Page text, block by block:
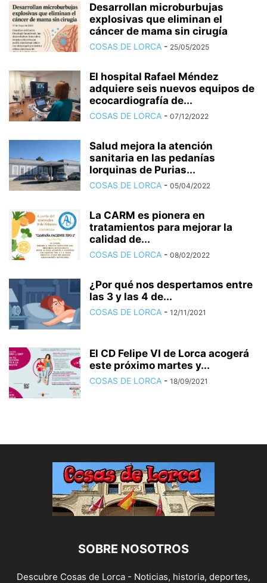
Desarrollan microburbujas
explosivas que eliminan el
cáncer de mama sin cirugía
COSAS DE LORCA - 25/05/2025
El hospital Rafael Méndez
adquiere seis nuevos equipos de
ecocardiografía de...
COSAS DE LORCA - 07/12/2022
Salud mejora la atención
sanitaria en las pedanías
lorquinas de Purias...
COSAS DE LORCA - 05/04/2022
La CARM es pionera en
tratamientos para mejorar la
calidad de...
COSAS DE LORCA - 08/02/2022
¿Por qué nos despertamos entre
las 3 y las 4 de...
COSAS DE LORCA - 12/11/2021
El CD Felipe VI de Lorca acogerá
este próximo martes y...
COSAS DE LORCA - 18/09/2021
SOBRE NOSOTROS
Descubre Cosas de Lorca - Noticias, historia, deportes,